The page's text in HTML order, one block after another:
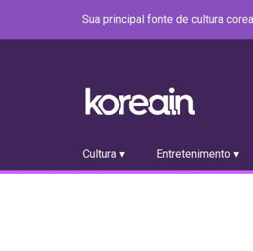
Sua principal fonte de cultura
Cultura ▾ Entretenimento ▾